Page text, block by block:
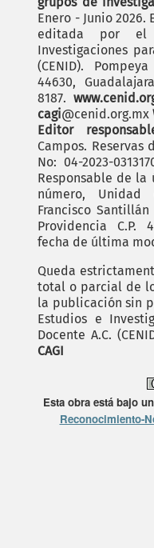
Enero - Junio
editada por el
Investigaciones
(CENID).
44630,
8187.
cagi@cenid.org.mx
Editor
Campos. Reservas
No: 04-2023-
Responsable de
número,
Francisco Santillán
Providencia C.P.
fecha de última
Queda
total o parcial de
la publicación sin
Estudios e
Docente A.C.
CAGI
Esta obra está bajo
Reconocimiento-